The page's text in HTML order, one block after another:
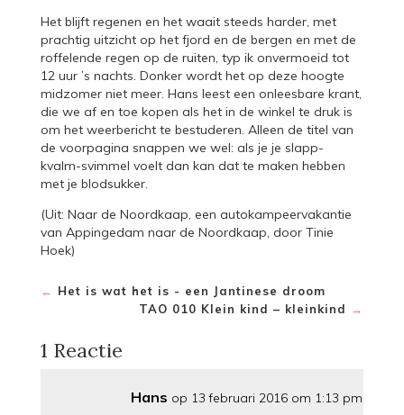
Het blijft regenen en het waait steeds harder, met
prachtig uitzicht op het fjord en de bergen en met de
roffelende regen op de ruiten, typ ik onvermoeid tot
12 uur ’s nachts. Donker wordt het op deze hoogte
midzomer niet meer. Hans leest een onleesbare krant,
die we af en toe kopen als het in de winkel te druk is
om het weerbericht te bestuderen. Alleen de titel van
de voorpagina snappen we wel: als je je slapp-
kvalm-svimmel voelt dan kan dat te maken hebben
met je blodsukker.
(Uit: Naar de Noordkaap, een autokampeervakantie
van Appingedam naar de Noordkaap, door Tinie
Hoek)
← Het is wat het is - een Jantinese droom
TAO 010 Klein kind – kleinkind →
1 Reactie
Hans op 13 februari 2016 om 1:13 pm